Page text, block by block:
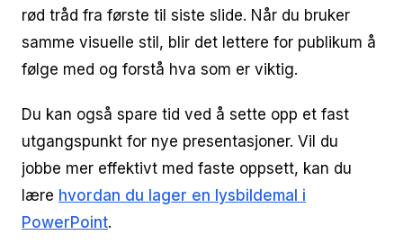
rød tråd fra første til siste slide. Når du bruker
samme visuelle stil, blir det lettere for publikum å
følge med og forstå hva som er viktig.
Du kan også spare tid ved å sette opp et fast
utgangspunkt for nye presentasjoner. Vil du
jobbe mer effektivt med faste oppsett, kan du
lære hvordan du lager en lysbildemal i
PowerPoint.